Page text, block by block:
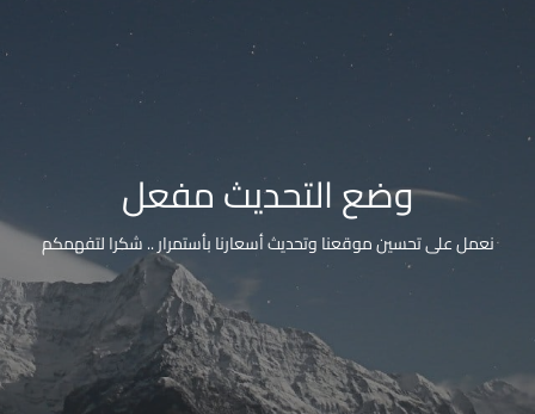
وضع التحديث مفعل
نعمل على تحسين موقعنا وتحديث أسعارنا بأستمرار .. شكرا لتفهمكم